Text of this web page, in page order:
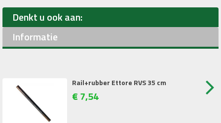
Denkt u ook aan:
Informatie
Rail+rubber Ettore RVS 35 cm
€7,54